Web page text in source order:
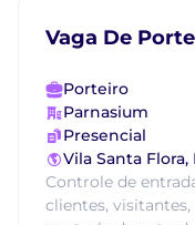
Vaga De
Porteiro
Parnasium
Presencial
Vila Santa
Controle de
clientes,